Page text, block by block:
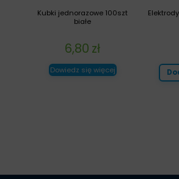
Kubki jednorazowe 100szt
białe
6,80 zł
Dowiedz się więcej